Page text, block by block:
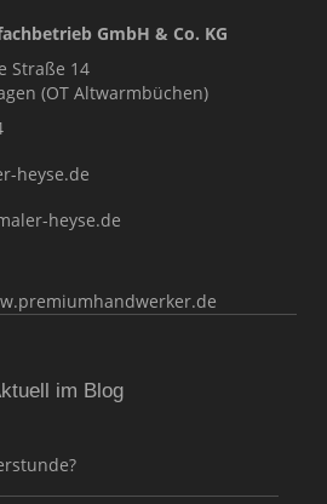
GmbH & Co. KG
Straße 14
(OT Altwarmbüchen)
heyse.de
heyse.de
im Blog